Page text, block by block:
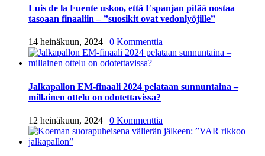
Luis de la Fuente uskoo, että Espanjan pitää nostaa
tasoaan finaaliin – ”suosikit ovat vedonlyöjille”
14 heinäkuun, 2024 | 0 Kommenttia
Jalkapallon EM-finaali 2024 pelataan sunnuntaina –
millainen ottelu on odotettavissa?
12 heinäkuun, 2024 | 0 Kommenttia